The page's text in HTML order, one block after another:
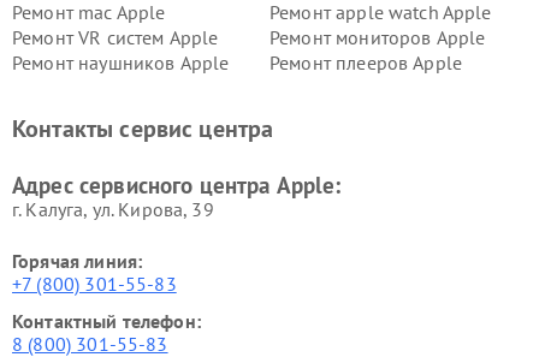
Ремонт mac Apple
Ремонт apple watch Apple
Ремонт VR систем Apple
Ремонт мониторов Apple
Ремонт наушников Apple
Ремонт плееров Apple
Контакты сервис центра
Адрес сервисного центра Apple:
г. Калуга, ул. Кирова, 39
Горячая линия:
+7 (800) 301-55-83
Контактный телефон:
8 (800) 301-55-83